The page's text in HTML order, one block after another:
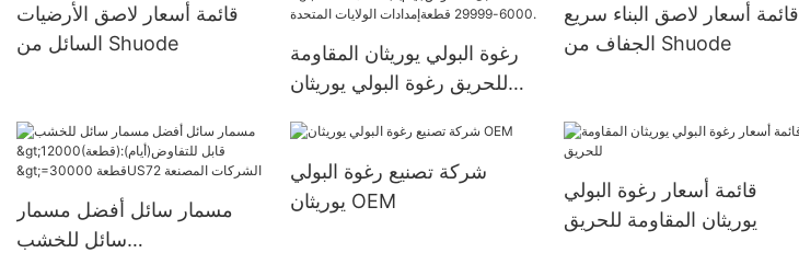
قائمة أسعار لاصق الأرضيات
السائل من Shuode
رغوة البولي يوريثان المقاومة
للحريق رغوة البولي يوريثان
>15000(قطعة):قابل
للتفاوض(أيام) 6000-29999
قائمة أسعار لاصق البناء سريع
الجفاف من Shuode
مسمار سائل أفضل مسمار
سائل للخشب
شركة تصنيع رغوة البولي
يوريثان OEM
قائمة أسعار رغوة البولي
يوريثان المقاومة للحريق